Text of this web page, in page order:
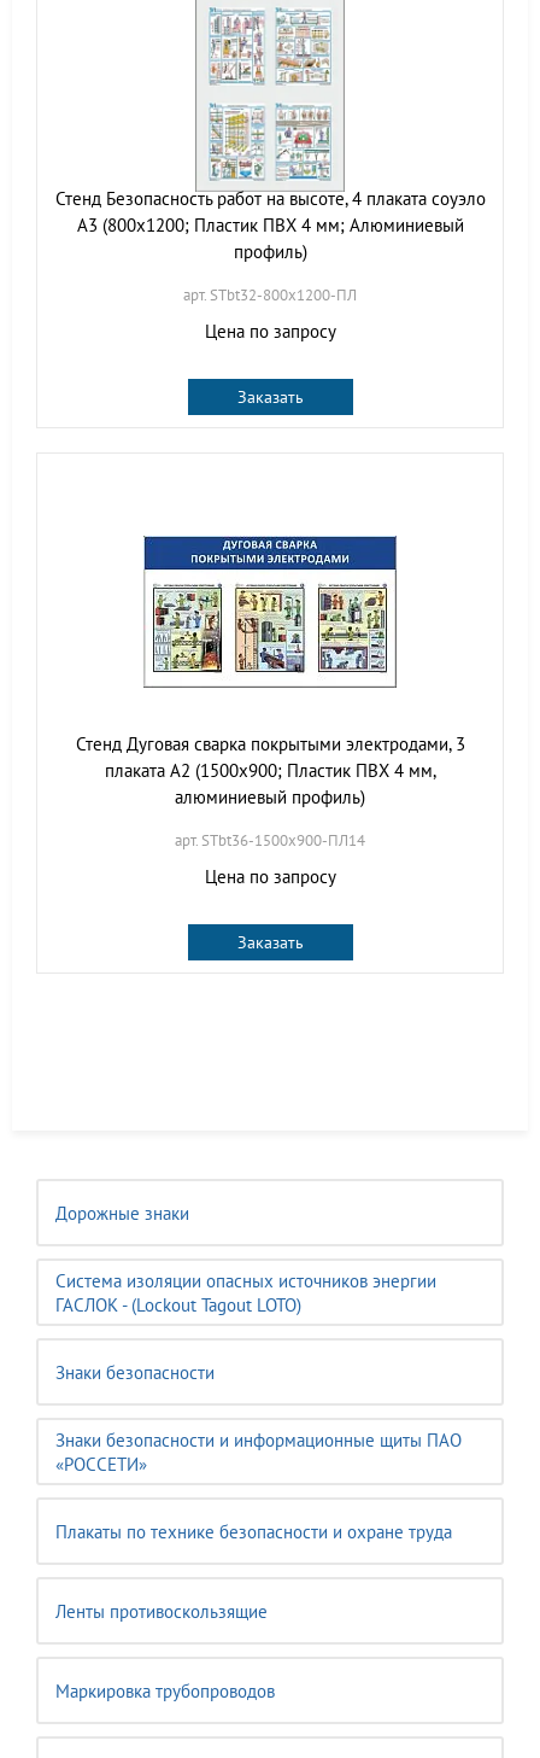
Дорожные знаки
Система изоляции опасных источников энергии
ГАСЛОК - (Lockout Tagout LOTO)
Знаки безопасности
Знаки безопасности и информационные щиты ПАО
«РОССЕТИ»
Плакаты по технике безопасности и охране труда
Ленты противоскользящие
Маркировка трубопроводов
Стенд Безопасность работ на высоте, 4 плаката соуэло
А3 (800х1200; Пластик ПВХ 4 мм; Алюминиевый
профиль)
арт. STbt32-800х1200-ПЛ
Цена по запросу
Заказать
Стенд Дуговая сварка покрытыми электродами, 3
плаката А2 (1500х900; Пластик ПВХ 4 мм,
алюминиевый профиль)
арт. STbt36-1500х900-ПЛ14
Цена по запросу
Заказать